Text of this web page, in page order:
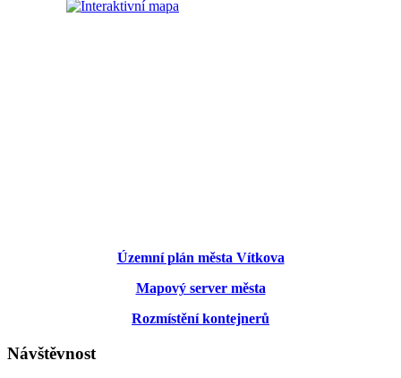
Územní plán města Vítkova
Mapový server města
Rozmístění kontejnerů
Návštěvnost